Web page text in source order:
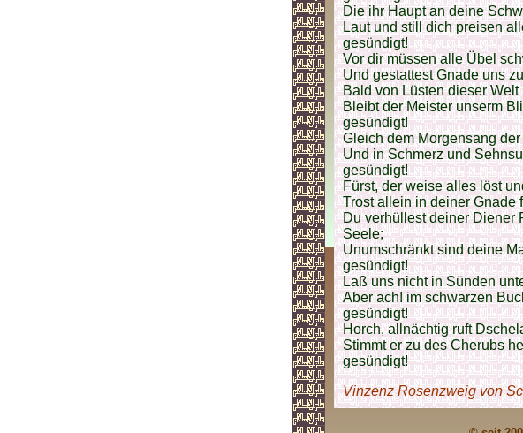
Die ihr Haupt an deine
Laut und still dich preisen
gesündigt!
Vor dir müssen alle Übel
Und gestattest Gnade uns
Bald von Lüsten dieser
Bleibt der Meister unserm
gesündigt!
Gleich dem Morgensang
Und in Schmerz und
gesündigt!
Fürst, der weise alles löst
Trost allein in deiner Gnade
Du verhüllest deiner Diener
Seele;
Unumschränkt sind deine
gesündigt!
Laß uns nicht in Sünden
Aber ach! im schwarzen
gesündigt!
Horch, allnächtig ruft
Stimmt er zu des Cherubs
gesündigt!
Vinzenz Rosenzweig von